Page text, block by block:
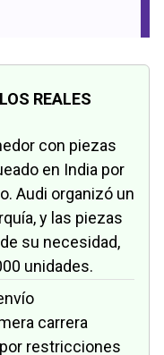
REALES
con piezas
en India por
Audi organizó un
y las piezas
su necesidad,
unidades.
carrera
restricciones